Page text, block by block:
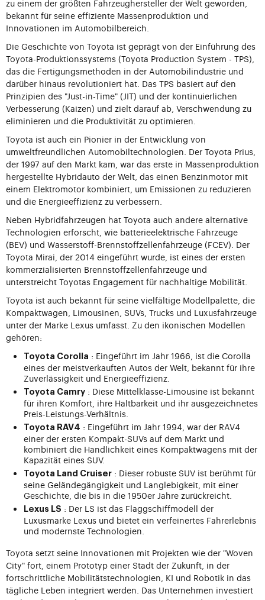
zu einem der größten Fahrzeughersteller der Welt geworden,
bekannt für seine effiziente Massenproduktion und
Innovationen im Automobilbereich.
Die Geschichte von Toyota ist geprägt von der Einführung des
Toyota-Produktionssystems (Toyota Production System - TPS),
das die Fertigungsmethoden in der Automobilindustrie und
darüber hinaus revolutioniert hat. Das TPS basiert auf den
Prinzipien des "Just-in-Time" (JIT) und der kontinuierlichen
Verbesserung (Kaizen) und zielt darauf ab, Verschwendung zu
eliminieren und die Produktivität zu optimieren.
Toyota ist auch ein Pionier in der Entwicklung von
umweltfreundlichen Automobiltechnologien. Der Toyota Prius,
der 1997 auf den Markt kam, war das erste in Massenproduktion
hergestellte Hybridauto der Welt, das einen Benzinmotor mit
einem Elektromotor kombiniert, um Emissionen zu reduzieren
und die Energieeffizienz zu verbessern.
Neben Hybridfahrzeugen hat Toyota auch andere alternative
Technologien erforscht, wie batterieelektrische Fahrzeuge
(BEV) und Wasserstoff-Brennstoffzellenfahrzeuge (FCEV). Der
Toyota Mirai, der 2014 eingeführt wurde, ist eines der ersten
kommerzialisierten Brennstoffzellenfahrzeuge und
unterstreicht Toyotas Engagement für nachhaltige Mobilität.
Toyota ist auch bekannt für seine vielfältige Modellpalette, die
Kompaktwagen, Limousinen, SUVs, Trucks und Luxusfahrzeuge
unter der Marke Lexus umfasst. Zu den ikonischen Modellen
gehören:
Toyota Corolla : Eingeführt im Jahr 1966, ist die Corolla
eines der meistverkauften Autos der Welt, bekannt für ihre
Zuverlässigkeit und Energieeffizienz.
Toyota Camry : Diese Mittelklasse-Limousine ist bekannt
für ihren Komfort, ihre Haltbarkeit und ihr ausgezeichnetes
Preis-Leistungs-Verhältnis.
Toyota RAV4 : Eingeführt im Jahr 1994, war der RAV4
einer der ersten Kompakt-SUVs auf dem Markt und
kombiniert die Handlichkeit eines Kompaktwagens mit der
Kapazität eines SUV.
Toyota Land Cruiser : Dieser robuste SUV ist berühmt für
seine Geländegängigkeit und Langlebigkeit, mit einer
Geschichte, die bis in die 1950er Jahre zurückreicht.
Lexus LS : Der LS ist das Flaggschiffmodell der
Luxusmarke Lexus und bietet ein verfeinertes Fahrerlebnis
und modernste Technologien.
Toyota setzt seine Innovationen mit Projekten wie der "Woven
City" fort, einem Prototyp einer Stadt der Zukunft, in der
fortschrittliche Mobilitätstechnologien, KI und Robotik in das
tägliche Leben integriert werden. Das Unternehmen investiert